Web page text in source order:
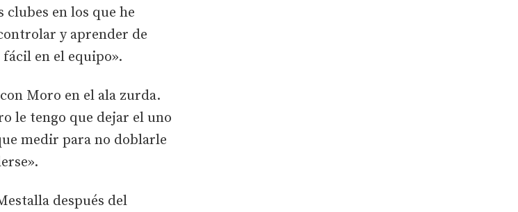
en los que he
y aprender de
en el equipo».
Moro en el ala zurda.
le tengo que dejar el uno
medir para no doblarle
después del